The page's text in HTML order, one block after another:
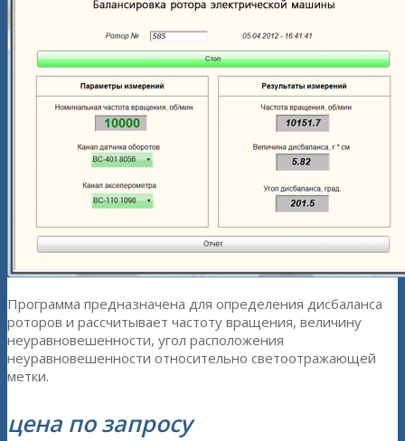
Программа предназначена для определения дисбаланса
роторов и рассчитывает частоту вращения, величину
неуравновешенности, угол расположения
неуравновешенности относительно светоотражающей
метки.
цена по запросу